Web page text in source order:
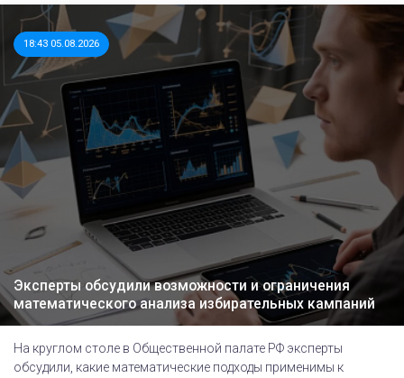
18:43 05.08.2026
Эксперты обсудили возможности и ограничения
математического анализа избирательных кампаний
На круглом столе в Общественной палате РФ эксперты
обсудили, какие математические подходы применимы к